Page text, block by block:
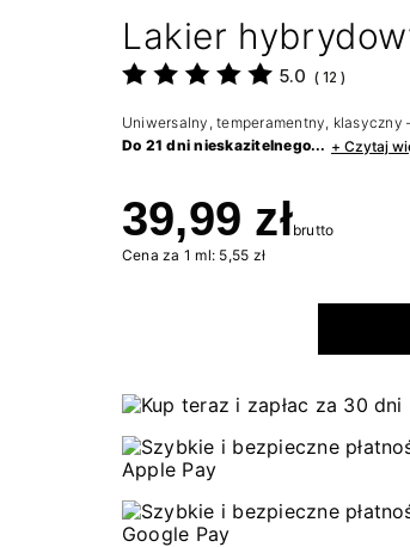
Lakier
5.0 ( 12 )
Uniwersalny, temperamentny, klasyczny
Do 21 dni nieskazitelnego... + Czytaj
39,99 złbrutto
Cena za 1 ml: 5,55 zł